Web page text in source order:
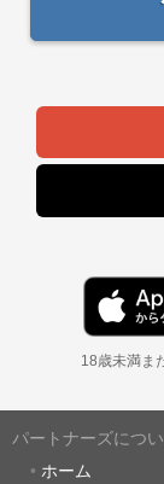
18歳未満ま
パートナーズにつ
ホーム